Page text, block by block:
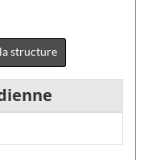
structure